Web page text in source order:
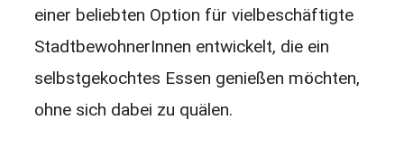
einer beliebten Option für vielbeschäftigte
StadtbewohnerInnen entwickelt, die ein
selbstgekochtes Essen genießen möchten,
ohne sich dabei zu quälen.